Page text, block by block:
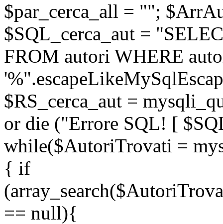
$par_cerca_all = "";
$SQL_cerca_aut =
FROM autori WHERE
$RS_cerca_aut =
or die ("Errore SQL! [
while($AutoriTrovati =
{ if
== null){